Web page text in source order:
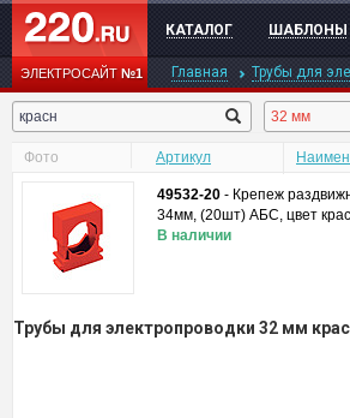
ЭЛЕКТРОСАЙТ№1
КАТАЛОГ ШАБЛОНЫ
Главная Трубы для
32 мм
Фото Артикул
49532-20 - Крепеж
34мм, (20шт) АБС, цвет
В наличии
Трубы для электропроводки 32 мм